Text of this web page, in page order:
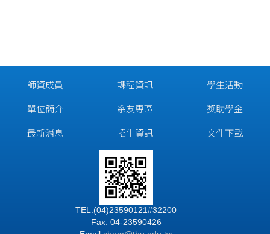
師資成員
單位簡介
最新消息
課程資訊
系友專區
招生資訊
學生活動
獎助學金
文件下載
TEL:(04)23590121#32200
Fax: 04-23590426